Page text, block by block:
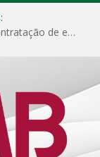
DISPENSA DE LICITAÇÃO Nº 003/2026 ( Contratação de empresa para fornecimento de gêneros alimentícios não perecíveis, materiais de expediente, descartáveis, copa e cozinha, para análise e posterior publicação.)